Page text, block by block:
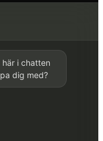
i chatten
dig med?